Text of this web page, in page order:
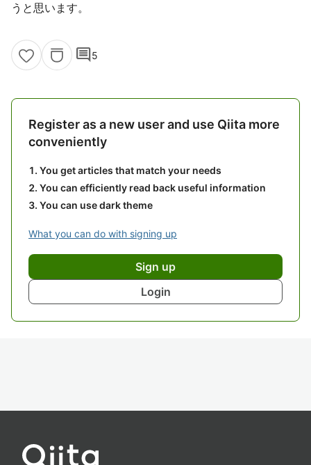
うと思います。
comment5
Register as a new user and use Qiita more
conveniently
You get articles that match your needs
You can efficiently read back useful information
You can use dark theme
What you can do with signing up
Sign up
Login